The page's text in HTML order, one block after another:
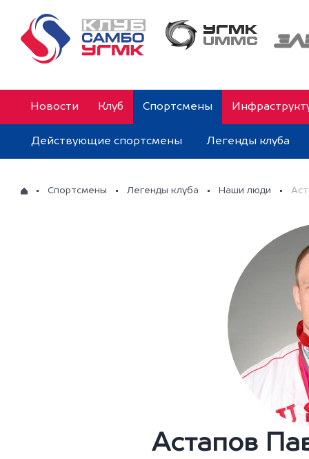
Новости Клуб Спортсмены
Действующие спортсмены Легенды клуба
Спортсмены Легенды клуба Наши люди
Астапов